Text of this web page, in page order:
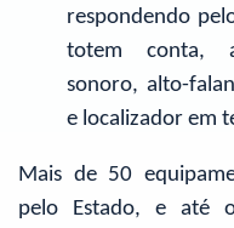
respondendo
totem conta,
sonoro, alto-
e localizador em
Mais de 50
pelo Estado, e até